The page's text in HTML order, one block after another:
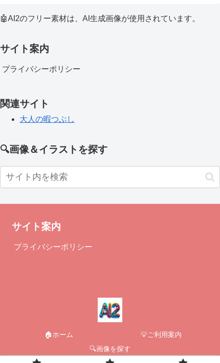
🤖AI2のフリー素材は、AI生成画像が使用されています。
サイト案内
プライバシーポリシー
関連サイト
大人の暇つぶし
🔍画像＆イラストを探す
サイト案内
プライバシーポリシー
🏠ホーム
💡ご利用案内
🔍画像を探す